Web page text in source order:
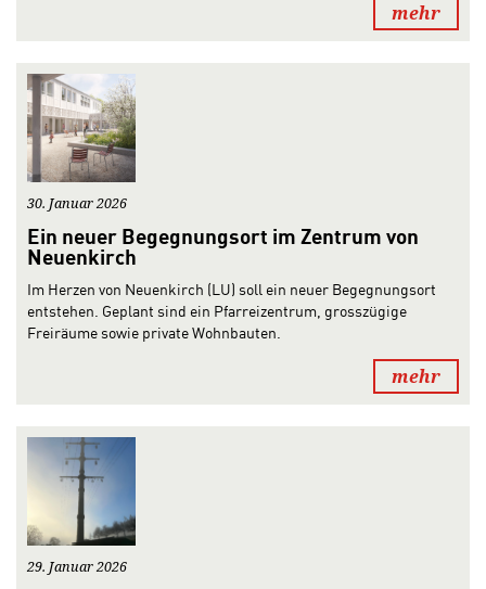
mehr
30. Januar 2026
Ein neuer Begegnungsort im Zentrum von
Neuenkirch
Im Herzen von Neuenkirch (LU) soll ein neuer Begegnungsort
entstehen. Geplant sind ein Pfarreizentrum, grosszügige
Freiräume sowie private Wohnbauten.
mehr
29. Januar 2026